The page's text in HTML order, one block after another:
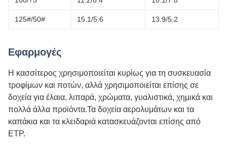
125#/50# 15.1/5.6 13.9/5.2
Εφαρμογές
Η κασσίτερος χρησιμοποιείται κυρίως για τη συσκευασία
τροφίμων και ποτών, αλλά χρησιμοποιείται επίσης σε
δοχεία για έλαια, λιπαρά, χρώματα, γυαλιστικά, χημικά και
πολλά άλλα προϊόντα.Τα δοχεία αερολυμάτων και τα
καπάκια και τα κλειδαριά κατασκευάζονται επίσης από
ETP.